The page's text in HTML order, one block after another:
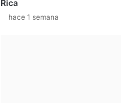
Rica
hace 1 semana